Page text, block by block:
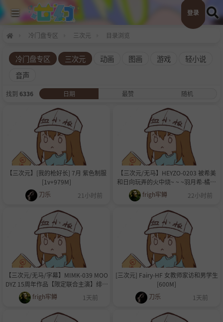
登录
冷门盘专区 三次元 目录浏览
冷门盘专区 三次元 动画 图画 游戏
轻小说
音声
找到 6336 日期 最赞 随机
【三次元】[我的枪好长] 7月 紫色制服
[1v+979M]
刀乐
21小时前
【三次元/无马】HEYZO-0203 被希美
和日向玩弄的火中烧~ ~ ~羽月希-橘日
向
frigh牢鳟 22小时前
【三次元/无马/字幕】MIMK-039 MOO
DYZ 15周年作品【限定联合主演】绯红
之梦 - 香澄果穗
frigh牢鳟 1天前
[三次元] Fairy-HF 女教师家访和男学生
[600M]
刀乐
1天前